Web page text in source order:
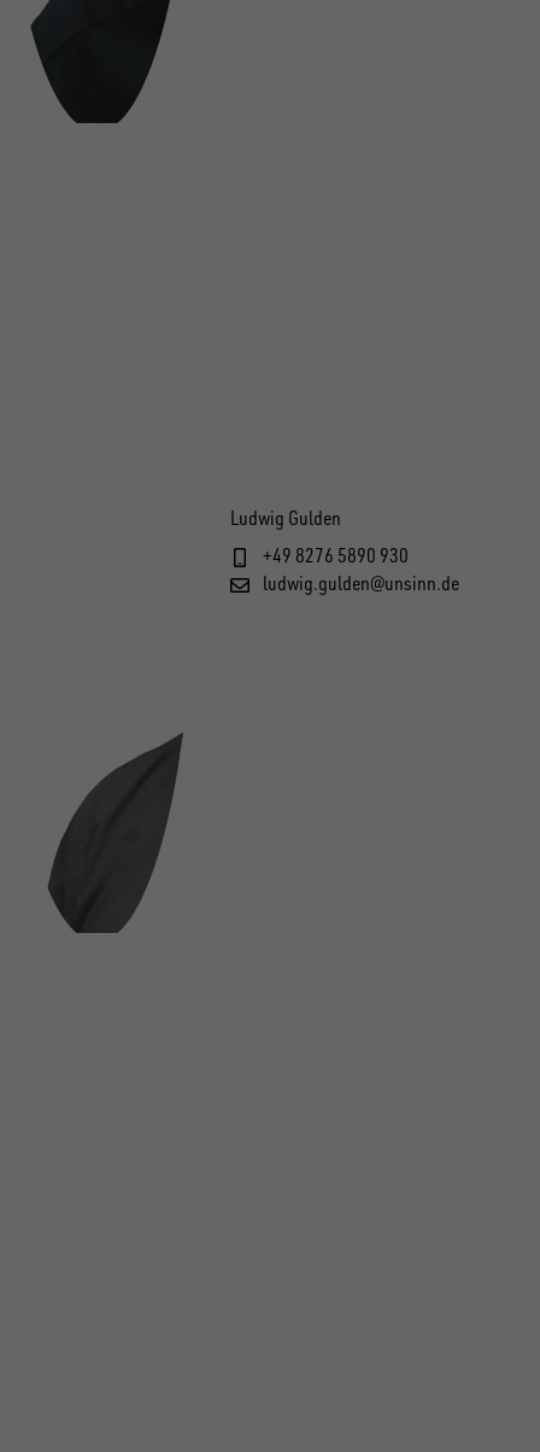
Ludwig Gulden
+49 8276 5890 930
ludwig.gulden@unsinn.de